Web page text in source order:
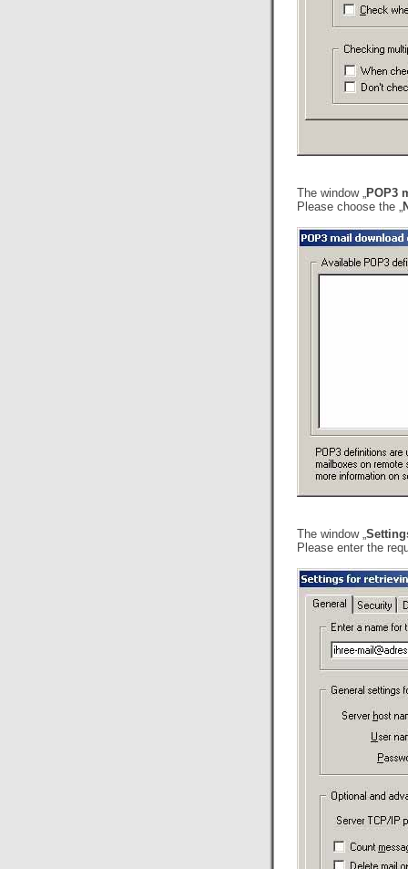
The window „POP3
Please choose the „
The window „
Please enter the